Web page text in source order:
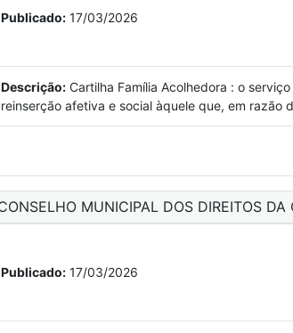
Publicado: 17/03/2026
Descrição: Cartilha Família Acolhedora : o
reinserção afetiva e social àquele que, em razão
CONSELHO MUNICIPAL DOS DIREITOS
Publicado: 17/03/2026